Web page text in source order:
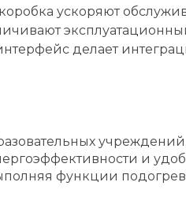
ускоряют
делает
и
функции